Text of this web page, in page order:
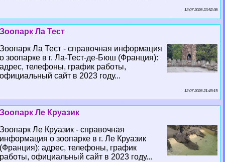
13 07 2026 23:52:36
Зоопарк Ла Тест
Зоопарк Ла Тест - справочная информация
о зоопарке в г. Ла-Тест-де-Бюш (Франция):
адрес, телефоны, график работы,
официальный сайт в 2023 году...
12 07 2026 21:49:15
Зоопарк Ле Круазик
Зоопарк Ле Круазик - справочная
информация о зоопарке в г. Ле Круазик
(Франция): адрес, телефоны, график
работы, официальный сайт в 2023 году...